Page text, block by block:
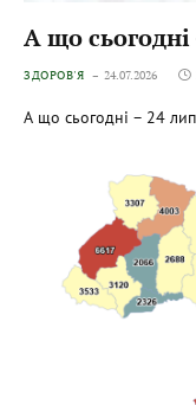
А що
ЗДОРОВ'Я 24.07.2026
А що сьогодні – 24